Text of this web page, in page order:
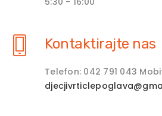
Kontaktirajte nas
Telefon: 042 791 043